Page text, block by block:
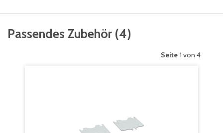
Passendes Zubehör (4)
Seite 1 von 4